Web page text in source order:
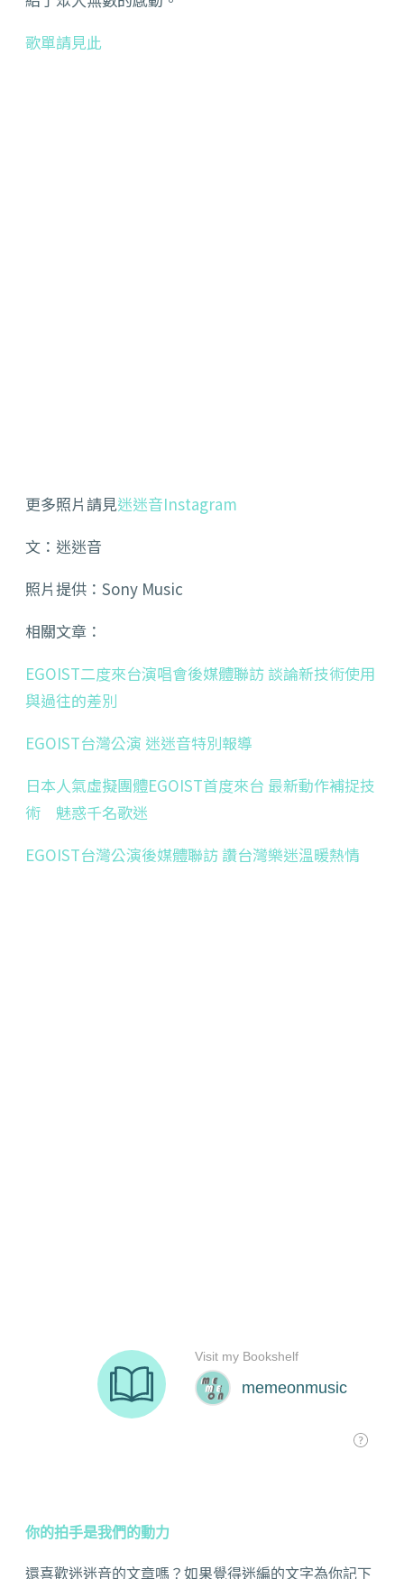
歌單請見此
更多照片請見迷迷音Instagram
文：迷迷音
照片提供：Sony Music
相關文章：
EGOIST二度來台演唱會後媒體聯訪 談論新技術使用
與過往的差別
EGOIST台灣公演 迷迷音特別報導
日本人氣虛擬團體EGOIST首度來台 最新動作補捉技
術 魅惑千名歌迷
EGOIST台灣公演後媒體聯訪 讚台灣樂迷溫暖熱情
你的拍手是我們的動力
還喜歡迷迷音的文章嗎？如果覺得迷編的文字為你記下